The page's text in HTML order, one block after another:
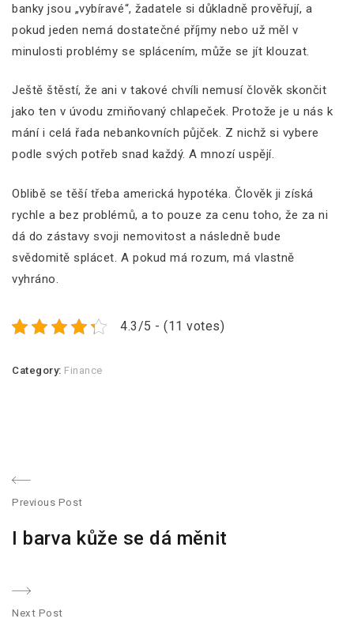
banky jsou „vybíravé“, žadatele si důkladně prověřují, a
pokud jeden nemá dostatečné příjmy nebo už měl v
minulosti problémy se splácením, může se jít klouzat.
Ještě štěstí, že ani v takové chvíli nemusí člověk skončit
jako ten v úvodu zmiňovaný chlapeček. Protože je u nás k
mání i celá řada nebankovních půjček. Z nichž si vybere
podle svých potřeb snad každý. A mnozí uspějí.
Oblibě se těší třeba americká hypotéka. Člověk ji získá
rychle a bez problémů, a to pouze za cenu toho, že za ni
dá do zástavy svoji nemovitost a následně bude
svědomitě splácet. A pokud má rozum, má vlastně
vyhráno.
4.3/5 - (11 votes)
Category: Finance
N
a
i
Previous Post
r
i
I barva kůže se dá měnit
Next Post